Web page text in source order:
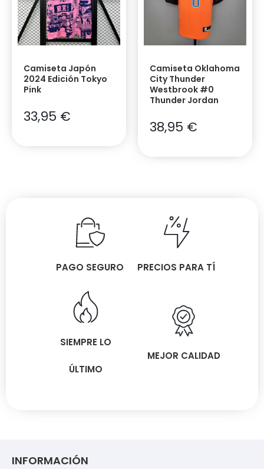
Camiseta Japón
2024 Edición Tokyo
Pink
33,95 €
Camiseta Oklahoma
City Thunder
Westbrook #0
Thunder Jordan
38,95 €
PAGO SEGURO PRECIOS PARA TÍ
SIEMPRE LO
ÚLTIMO
MEJOR CALIDAD
INFORMACIÓN